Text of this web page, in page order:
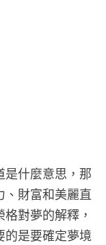
是什麼意思，那
、財富和美麗直
對夢的解釋，
的是要確定夢境